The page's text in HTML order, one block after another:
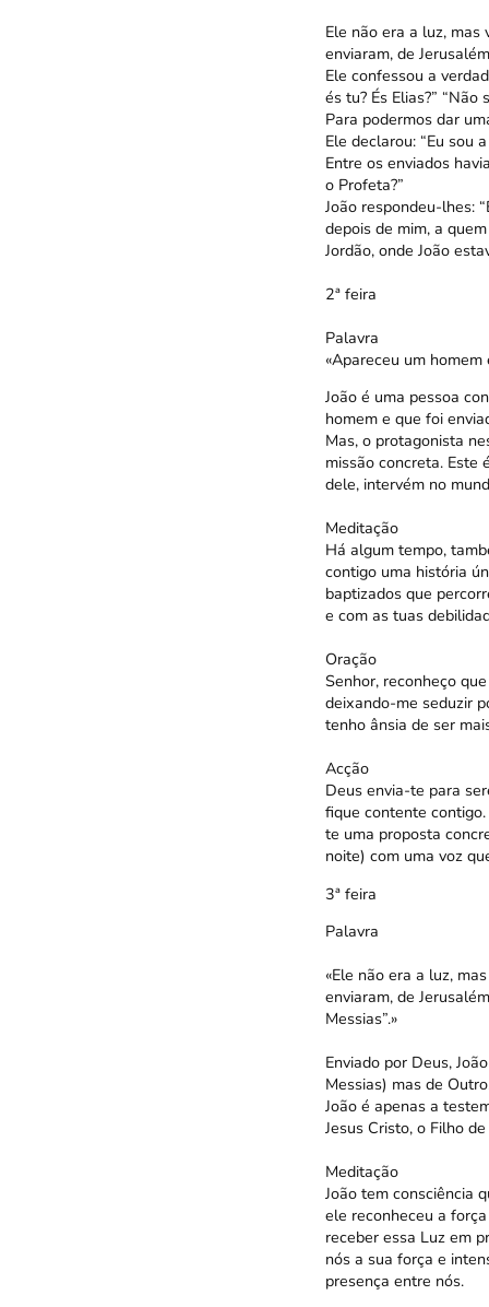
Ele não era a luz,
enviaram, de
Ele confessou a
és tu? És Elias?”
Para podermos dar
Ele declarou: “Eu sou
Entre os enviados
o Profeta?”
João respondeu-lhes:
depois de mim, a
Jordão, onde João
2ª feira
Palavra
«Apareceu um homem
João é uma pessoa
homem e que foi
Mas, o protagonista
missão concreta. Este
dele, intervém no
Meditação
Há algum tempo,
contigo uma história
baptizados que
e com as tuas
Oração
Senhor, reconheço
deixando-me seduzir
tenho ânsia de ser
Acção
Deus envia-te para
fique contente
te uma proposta
noite) com uma voz
3ª feira
Palavra
«Ele não era a luz,
enviaram, de
Messias”.»
Enviado por Deus,
Messias) mas de
João é apenas a
Jesus Cristo, o Filho
Meditação
João tem consciência
ele reconheceu a
receber essa Luz em
nós a sua força e
presença entre nós.